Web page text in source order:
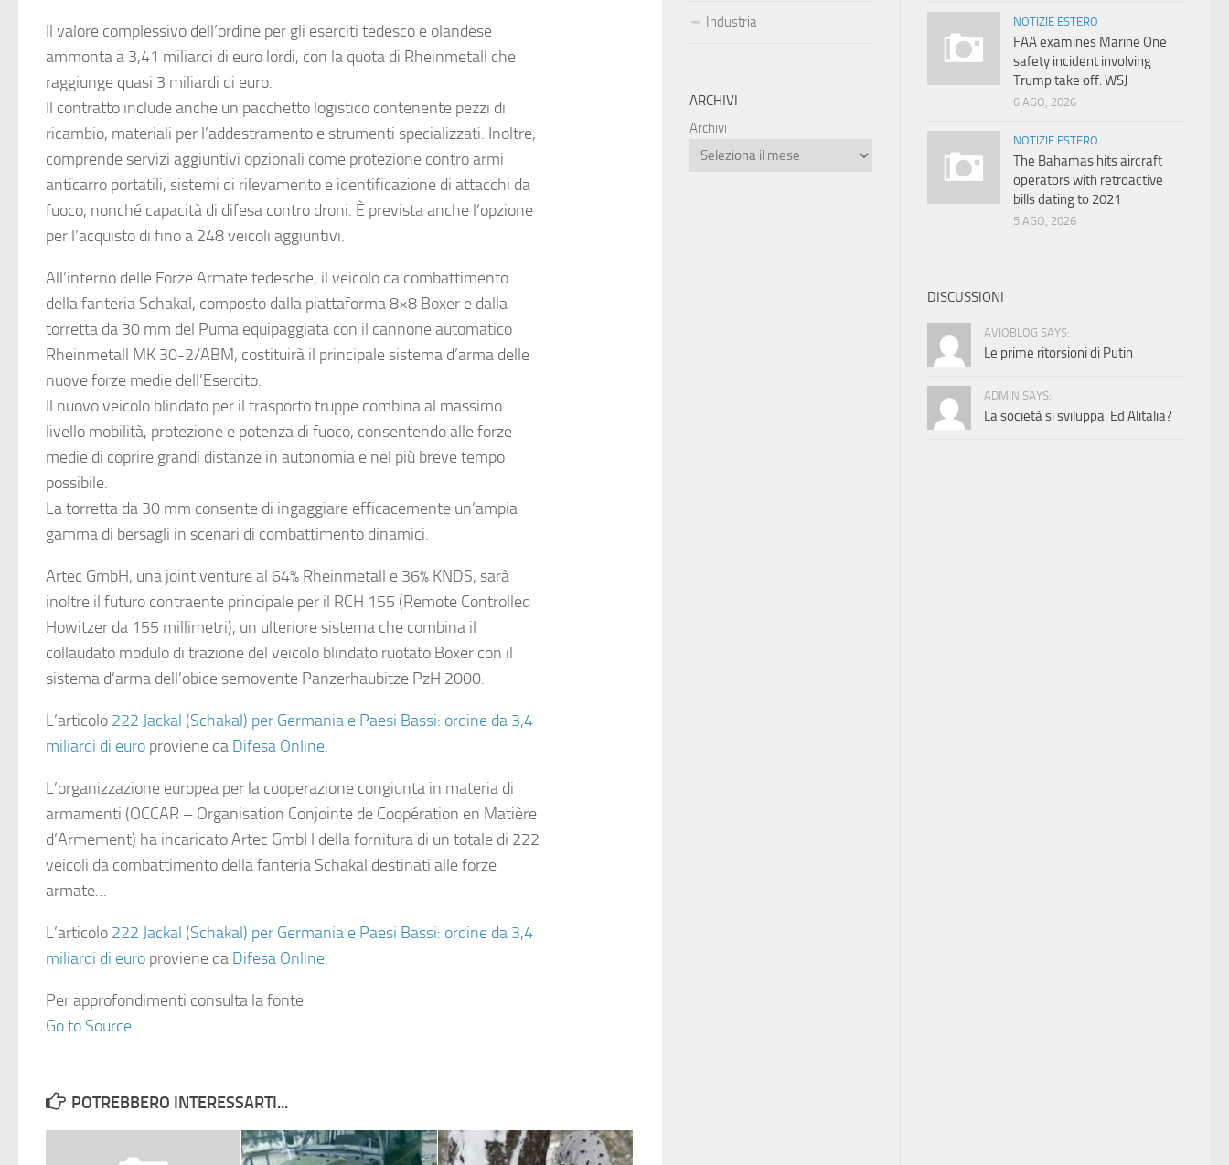
Il valore complessivo dell’ordine per gli eserciti tedesco e olandese
ammonta a 3,41 miliardi di euro lordi, con la quota di Rheinmetall che
raggiunge quasi 3 miliardi di euro.
Il contratto include anche un pacchetto logistico contenente pezzi di
ricambio, materiali per l’addestramento e strumenti specializzati. Inoltre,
comprende servizi aggiuntivi opzionali come protezione contro armi
anticarro portatili, sistemi di rilevamento e identificazione di attacchi da
fuoco, nonché capacità di difesa contro droni. È prevista anche l’opzione
per l’acquisto di fino a 248 veicoli aggiuntivi.
All’interno delle Forze Armate tedesche, il veicolo da combattimento
della fanteria Schakal, composto dalla piattaforma 8×8 Boxer e dalla
torretta da 30 mm del Puma equipaggiata con il cannone automatico
Rheinmetall MK 30-2/ABM, costituirà il principale sistema d’arma delle
nuove forze medie dell’Esercito.
Il nuovo veicolo blindato per il trasporto truppe combina al massimo
livello mobilità, protezione e potenza di fuoco, consentendo alle forze
medie di coprire grandi distanze in autonomia e nel più breve tempo
possibile.
La torretta da 30 mm consente di ingaggiare efficacemente un’ampia
gamma di bersagli in scenari di combattimento dinamici.
Artec GmbH, una joint venture al 64% Rheinmetall e 36% KNDS, sarà
inoltre il futuro contraente principale per il RCH 155 (Remote Controlled
Howitzer da 155 millimetri), un ulteriore sistema che combina il
collaudato modulo di trazione del veicolo blindato ruotato Boxer con il
sistema d’arma dell’obice semovente Panzerhaubitze PzH 2000.
L’articolo 222 Jackal (Schakal) per Germania e Paesi Bassi: ordine da 3,4
miliardi di euro proviene da Difesa Online.
L’organizzazione europea per la cooperazione congiunta in materia di
armamenti (OCCAR – Organisation Conjointe de Coopération en Matière
d’Armement) ha incaricato Artec GmbH della fornitura di un totale di 222
veicoli da combattimento della fanteria Schakal destinati alle forze
armate…
L’articolo 222 Jackal (Schakal) per Germania e Paesi Bassi: ordine da 3,4
miliardi di euro proviene da Difesa Online.
Per approfondimenti consulta la fonte
Go to Source
POTREBBERO INTERESSARTI...
NOTIZIE ESTERO
FAA examines Marine One
safety incident involving
Trump take off: WSJ
6 AGO, 2026
NOTIZIE ESTERO
The Bahamas hits aircraft
operators with retroactive
bills dating to 2021
5 AGO, 2026
DISCUSSIONI
AVIOBLOG SAYS:
Le prime ritorsioni di Putin
ADMIN SAYS:
La società si sviluppa. Ed Alitalia?
Industria
ARCHIVI
Archivi